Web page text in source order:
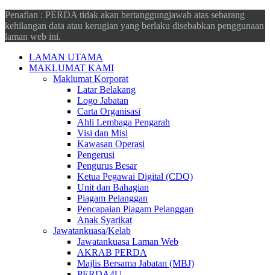
Penafian : PERDA tidak akan bertanggungjawab atas sebarang
kehilangan data atau kerugian yang berlaku disebabkan penggunaan
laman web ini.
LAMAN UTAMA
MAKLUMAT KAMI
Maklumat Korporat
Latar Belakang
Logo Jabatan
Carta Organisasi
Ahli Lembaga Pengarah
Visi dan Misi
Kawasan Operasi
Pengerusi
Pengurus Besar
Ketua Pegawai Digital (CDO)
Unit dan Bahagian
Piagam Pelanggan
Pencapaian Piagam Pelanggan
Anak Syarikat
Jawatankuasa/Kelab
Jawatankuasa Laman Web
AKRAB PERDA
Majlis Bersama Jabatan (MBJ)